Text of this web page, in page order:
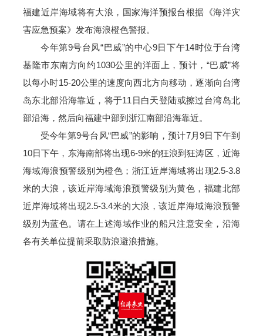
福建近岸海域将有大浪，国家海洋预报台根据《海洋灾
害应急预案》发布海浪橙色警报。
今年第9号台风“巴威”的中心9日下午14时位于台湾
基隆市东南方向约1030公里的洋面上，预计，“巴威”将
以每小时15-20公里的速度向西北方向移动，逐渐向台湾
岛东北部沿海靠近，将于11日白天登陆或擦过台湾岛北
部沿海，然后向福建中部到浙江南部沿海靠近。
受今年第9号台风“巴威”的影响，预计7月9日下午到
10日下午，东海南部将出现6-9米的狂浪到狂涛区，近海
海域海浪预警级别为橙色；浙江近岸海域将出现2.5-3.8
米的大浪，该近岸海域海浪预警级别为黄色，福建北部
近岸海域将出现2.5-3.4米的大浪，该近岸海域海浪预警
级别为蓝色。请在上述海域作业的船只注意安全，沿海
各有关单位提前采取防浪避浪措施。